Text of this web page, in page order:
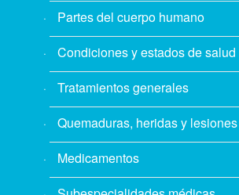
Partes del cuerpo humano
Condiciones y estados de salud
Tratamientos generales
Quemaduras, heridas y lesiones
Medicamentos